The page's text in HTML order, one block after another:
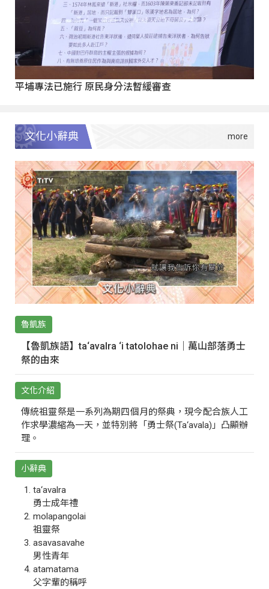
平埔專法已施行 原民身分法暫緩審查
文化小辭典
魯凱族
【魯凱族語】ta‘avalra ‘i tatolohae ni｜萬山部落勇士
祭的由來
文化介紹
傳統祖靈祭是一系列為期四個月的祭典，現今配合族人工
作求學濃縮為一天，並特別將「勇士祭(Ta‘avala)」凸顯辦
理。
小辭典
ta‘avalra
勇士成年禮
molapangolai
祖靈祭
asavasavahe
男性青年
atamatama
父字輩的稱呼